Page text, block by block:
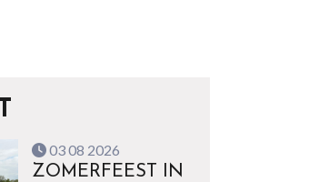
03 08 2026
ZOMERFEEST IN